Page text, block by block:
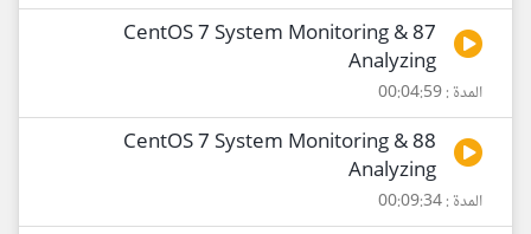
87 CentOS 7 System Monitoring &
Analyzing
المدة : 00:04:59
88 CentOS 7 System Monitoring &
Analyzing
المدة : 00:09:34